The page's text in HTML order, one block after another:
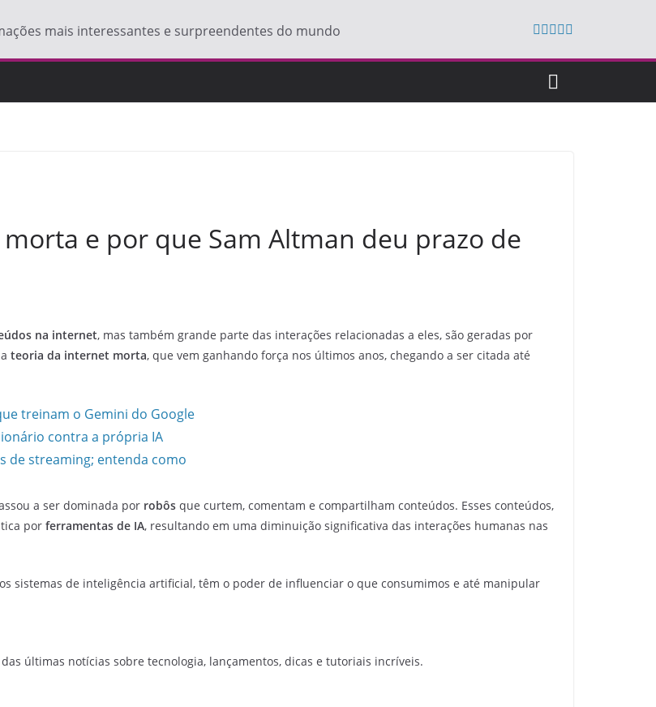
mais interessantes e surpreendentes do mundo
e por que Sam Altman deu prazo de
na internet, mas também grande parte das interações relacionadas a eles, são geradas por
teoria da internet morta, que vem ganhando força nos últimos anos, chegando a ser citada até
treinam o Gemini do Google
contra a própria IA
de streaming; entenda como
a ser dominada por robôs que curtem, comentam e compartilham conteúdos. Esses conteúdos,
por ferramentas de IA, resultando em uma diminuição significativa das interações humanas nas
sistemas de inteligência artificial, têm o poder de influenciar o que consumimos e até manipular
últimas notícias sobre tecnologia, lançamentos, dicas e tutoriais incríveis.